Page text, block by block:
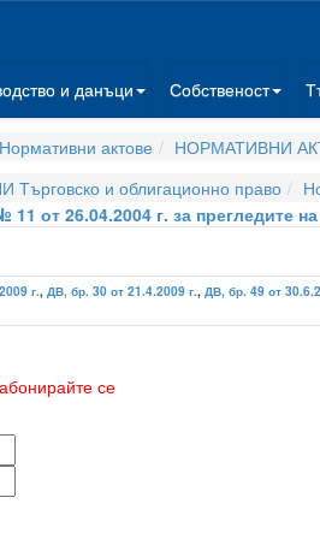
и данъци Собственост
актове НОРМАТИВНИ
Търговско и облигационно право
от 26.04.2004 г. за прегледите
г., ДВ, бр. 30 от 21.4.2009 г., ДВ, бр. 49 от
абонирайте се